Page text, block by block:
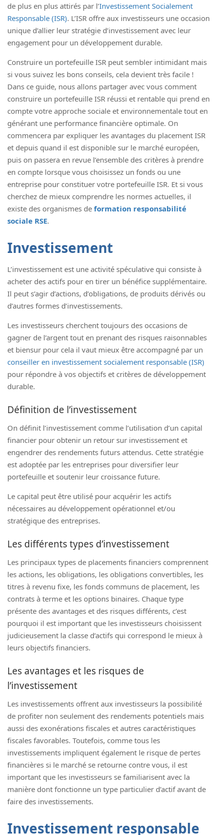
de plus en plus attirés par l’Investissement Socialement
Responsable (ISR). L’ISR offre aux investisseurs une occasion
unique d’allier leur stratégie d’investissement avec leur
engagement pour un développement durable.
Construire un portefeuille ISR peut sembler intimidant mais
si vous suivez les bons conseils, cela devient très facile !
Dans ce guide, nous allons partager avec vous comment
construire un portefeuille ISR réussi et rentable qui prend en
compte votre approche sociale et environnementale tout en
générant une performance financière optimale. On
commencera par expliquer les avantages du placement ISR
et depuis quand il est disponible sur le marché européen,
puis on passera en revue l’ensemble des critères à prendre
en compte lorsque vous choisissez un fonds ou une
entreprise pour constituer votre portefeuille ISR. Et si vous
cherchez de mieux comprendre les normes actuelles, il
existe des organismes de formation responsabilité
sociale RSE.
Investissement
L’investissement est une activité spéculative qui consiste à
acheter des actifs pour en tirer un bénéfice supplémentaire.
Il peut s’agir d’actions, d’obligations, de produits dérivés ou
d’autres formes d’investissements.
Les investisseurs cherchent toujours des occasions de
gagner de l’argent tout en prenant des risques raisonnables
et biensur pour cela il vaut mieux être accompagné par un
conseiller en investissement socialement responsable (ISR)
pour répondre à vos objectifs et critères de développement
durable.
Définition de l’investissement
On définit l’investissement comme l’utilisation d’un capital
financier pour obtenir un retour sur investissement et
engendrer des rendements futurs attendus. Cette stratégie
est adoptée par les entreprises pour diversifier leur
portefeuille et soutenir leur croissance future.
Le capital peut être utilisé pour acquérir les actifs
nécessaires au développement opérationnel et/ou
stratégique des entreprises.
Les différents types d’investissement
Les principaux types de placements financiers comprennent
les actions, les obligations, les obligations convertibles, les
titres à revenu fixe, les fonds communs de placement, les
contrats à terme et les options binaires. Chaque type
présente des avantages et des risques différents, c’est
pourquoi il est important que les investisseurs choisissent
judicieusement la classe d’actifs qui correspond le mieux à
leurs objectifs financiers.
Les avantages et les risques de
l’investissement
Les investissements offrent aux investisseurs la possibilité
de profiter non seulement des rendements potentiels mais
aussi des exonérations fiscales et autres caractéristiques
fiscales favorables. Toutefois, comme tous les
investissements impliquent également le risque de pertes
financières si le marché se retourne contre vous, il est
important que les investisseurs se familiarisent avec la
manière dont fonctionne un type particulier d’actif avant de
faire des investissements.
Investissement responsable